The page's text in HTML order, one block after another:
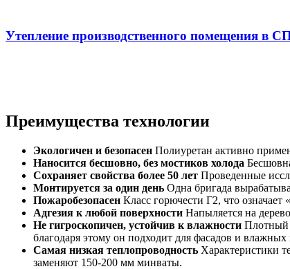
Утепление производственного помещения в
Преимущества технологии
Экологичен и безопасен Полиуретан активно
Наносится бесшовно, без мостиков холода
Сохраняет свойства более 50 лет Проведенные
Монтируется за один день Одна бригада
Пожаробезопасен Класс горючести Г2, что
Адгезия к любой поверхности Напыляется на
Не гигроскопичен, устойчив к влажности Плотный
благодаря этому он подходит для фасадов и
Самая низкая теплопроводность Характеристики
заменяют 150-200 мм минваты.